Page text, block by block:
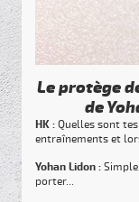
Le protège
de
HK : Quelles sont
entraînements et
Yohan Lidon :
porter...